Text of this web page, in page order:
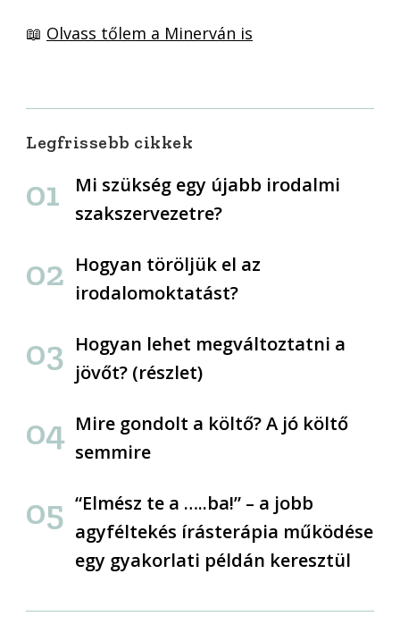
📖 Olvass tőlem a Minerván is
Legfrissebb cikkek
Mi szükség egy újabb irodalmi
szakszervezetre?
Hogyan töröljük el az
irodalomoktatást?
Hogyan lehet megváltoztatni a
jövőt? (részlet)
Mire gondolt a költő? A jó költő
semmire
“Elmész te a …..ba!” – a jobb
agyféltekés írásterápia működése
egy gyakorlati példán keresztül